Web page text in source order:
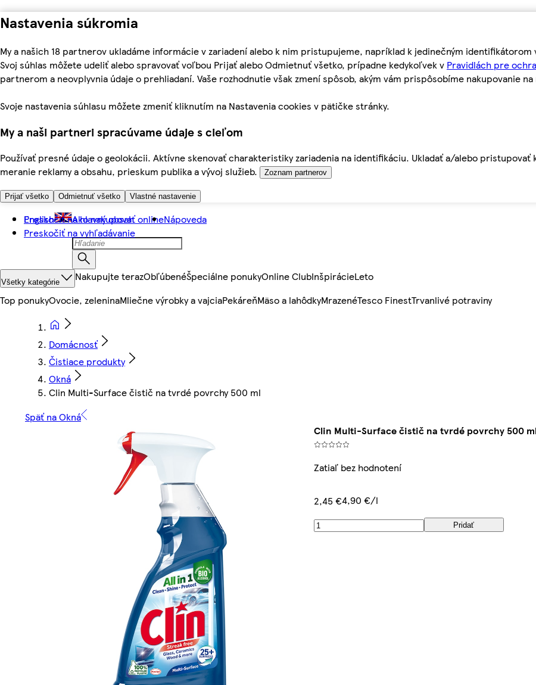
Nastavenia súkromia
My a našich 18 partnerov ukladáme informácie v zariadení alebo k nim pristupujeme, napríklad k jedinečným
Svoj súhlas môžete udeliť alebo spravovať voľbou Prijať alebo Odmietnuť všetko, prípadne kedykoľvek v Pravidlách pre
partnerom a neovplyvnia údaje o prehliadaní. Vaše rozhodnutie však zmení spôsob, akým vám prispôsobíme nakupovanie na
Svoje nastavenia súhlasu môžete zmeniť kliknutím na Nastavenia cookies v pätičke stránky.
My a naši partneri spracúvame údaje s cieľom
Používať presné údaje o geolokácii. Aktívne skenovať charakteristiky zariadenia na identifikáciu. Ukladať a/alebo pristupovať
meranie reklamy a obsahu, prieskum publika a vývoj služieb.
Zoznam partnerov
Prijať všetko Odmietnuť všetko Vlastné nastavenie
Preskočiť na hlavný obsah
Preskočiť na vyhľadávanie
English Ako nakupovať onlineNápoveda
Všetky kategórie Nakupujte terazObľúbenéŠpeciálne ponukyOnline ClubInšpirácieLeto
Top ponukyOvocie, zeleninaMliečne výrobky a vajciaPekáreňMäso a lahôdkyMrazenéTesco FinestTrvanlivé potraviny
Domácnosť
Čistiace produkty
Okná
Clin Multi-Surface čistič na tvrdé povrchy 500 ml
Späť na Okná
Clin Multi-Surface čistič na tvrdé povrchy 500
Zatiaľ bez hodnotení
2,45 €4,90 €/l
Pridať